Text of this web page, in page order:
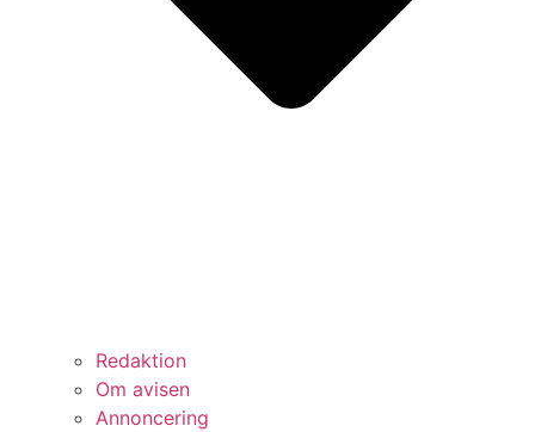
Redaktion
Om avisen
Annoncering